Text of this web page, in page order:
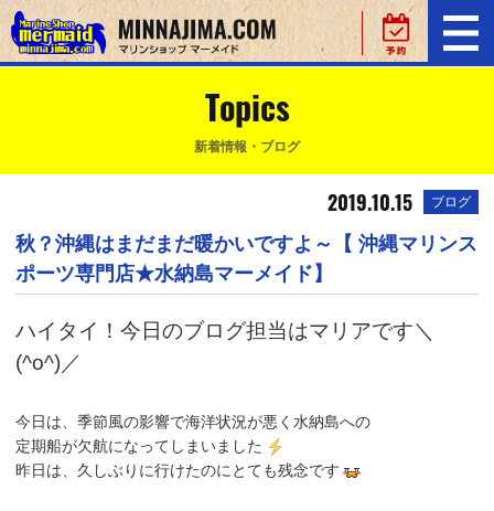
Topics
新着情報・ブログ
2019.10.15 ブログ
秋？沖縄はまだまだ暖かいですよ～【 沖縄マリンス
ポーツ専門店★水納島マーメイド】
ハイタイ！今日のブログ担当はマリアです＼
(^o^)／
今日は、季節風の影響で海洋状況が悪く水納島への
定期船が欠航になってしまいました
昨日は、久しぶりに行けたのにとても残念です